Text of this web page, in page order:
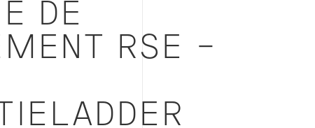
DE
RSE
-